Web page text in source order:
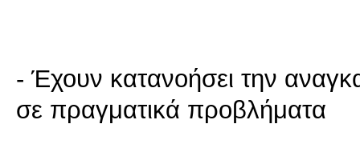
- Έχουν κατανοήσει την
σε πραγματικά προβλήματα